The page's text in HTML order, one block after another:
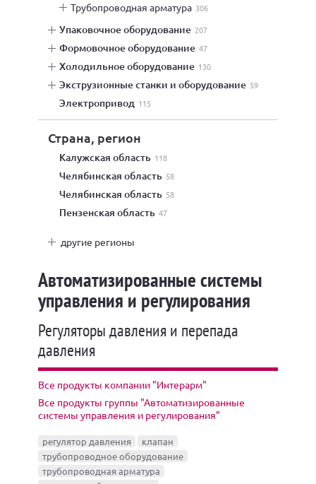
трубопроводная арматура 306
упаковочное оборудование 207
формовочное оборудование 47
холодильное оборудование 130
экструзионные станки и оборудование 59
электропривод 115
Страна, регион
Калужская область 118
Челябинская область 58
Челябинская область 58
Пензенская область 47
другие регионы
Автоматизированные системы
управления и регулирования
Регуляторы давления и перепада
давления
Все продукты компании "Интерарм"
Все продукты группы "Автоматизированные
системы управления и регулирования"
регулятор давления
клапан
трубопроводное оборудование
трубопроводная арматура